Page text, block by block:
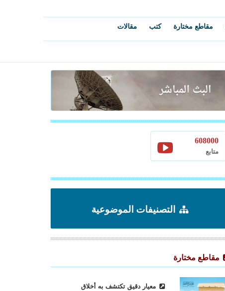
مقاطع مختارة كتب مقالات
608000
متابع
التصنيفات الموضوعية
مقاطع مختارة
معيار دقيق تكتشف به أخلاق